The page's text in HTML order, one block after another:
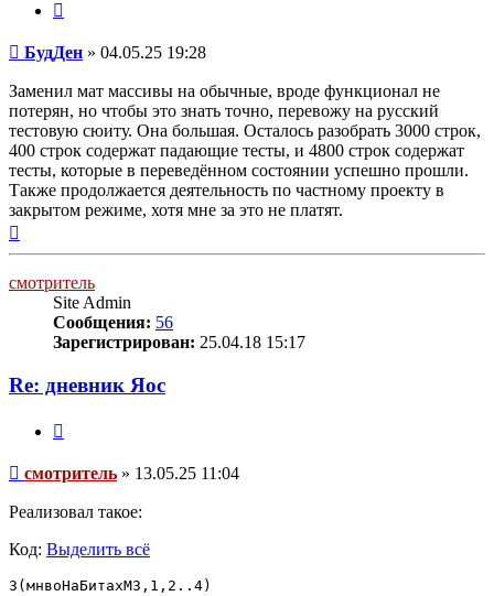
Сообщение
БудДен » 04.05.25 19:28
Заменил мат массивы на обычные, вроде функционал не
потерян, но чтобы это знать точно, перевожу на русский
тестовую сюиту. Она большая. Осталось разобрать 3000 строк,
400 строк содержат падающие тесты, и 4800 строк содержат
тесты, которые в переведённом состоянии успешно прошли.
Также продолжается деятельность по частному проекту в
закрытом режиме, хотя мне за это не платят.
смотритель
Site Admin
Сообщения: 56
Зарегистрирован: 25.04.18 15:17
Re: дневник Яос
Сообщение
смотритель » 13.05.25 11:04
Реализовал такое:
Код: Выделить всё
З(мнвоНаБитахМЗ,1,2..4)